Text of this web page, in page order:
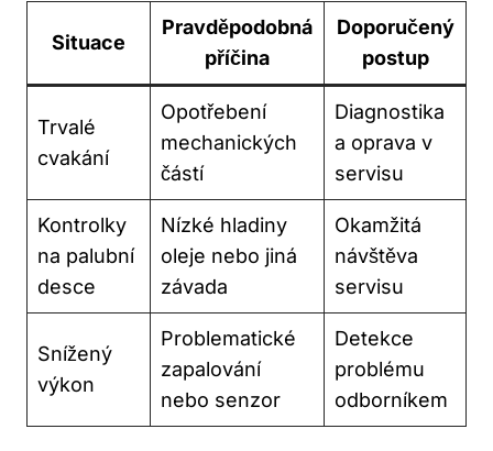
Situace
Pravděpodobná
příčina
Doporučený
postup
Trvalé
⁤cvakání
Opotřebení
mechanických
částí
Diagnostika
a ‌oprava v
servisu
Kontrolky
na palubní
⁤desce
Nízké hladiny
oleje nebo ⁢jiná
závada
Okamžitá⁢
návštěva
servisu
Snížený
‌výkon
Problematické
zapalování
nebo senzor
Detekce
problému
odborníkem